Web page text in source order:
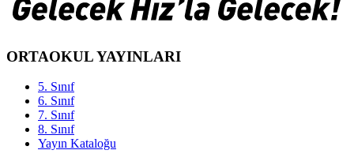
ORTAOKUL YAYINLARI
5. Sınıf
6. Sınıf
7. Sınıf
8. Sınıf
Yayın Kataloğu